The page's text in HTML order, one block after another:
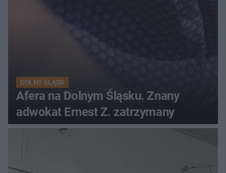
DOLNY ŚLĄSK
Afera na Dolnym Śląsku. Znany
adwokat Ernest Z. zatrzymany